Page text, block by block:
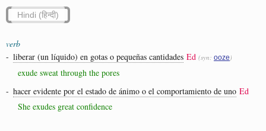
Hindi (हिन्दी)
verb
- liberar (un líquido) en gotas o pequeñas cantidades Ed (syn: ooze )
exude sweat through the pores
- hacer evidente por el estado de ánimo o el comportamiento de uno Ed
She exudes great confidence